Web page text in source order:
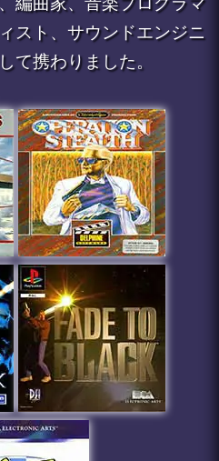
スト、サウンドエンジニ
て携わりました。